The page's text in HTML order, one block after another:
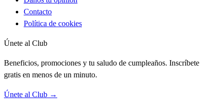
Contacto
Política de cookies
Únete al Club
Beneficios, promociones y tu saludo de cumpleaños. Inscríbete
gratis en menos de un minuto.
Únete al Club →